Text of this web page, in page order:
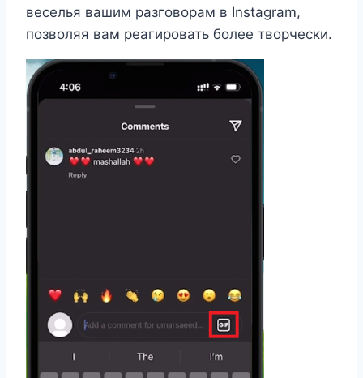
веселья вашим разговорам в Instagram,
позволяя вам реагировать более творчески.